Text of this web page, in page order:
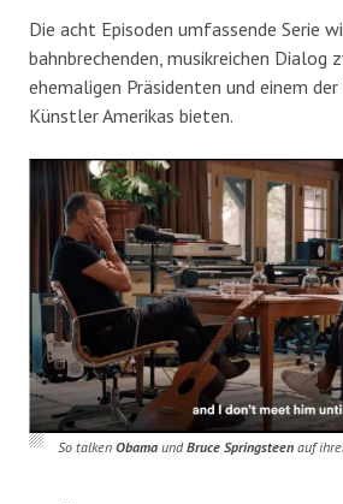
Die acht Episoden umfassende Serie
bahnbrechenden, musikreichen Dialog
ehemaligen Präsidenten und einem
Künstler Amerikas bieten.
So talken ObamaundBruce Springsteenauf